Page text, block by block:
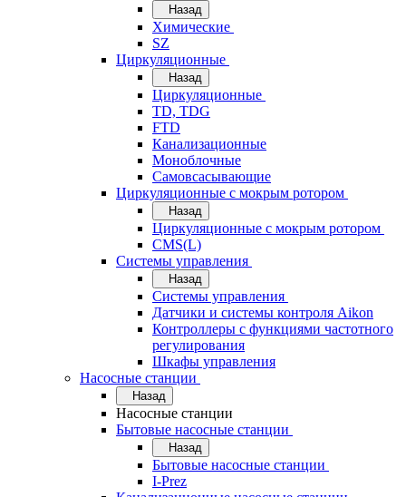
Назад
Химические
SZ
Циркуляционные
Назад
Циркуляционные
TD, TDG
FTD
Канализационные
Моноблочные
Самовсасывающие
Циркуляционные с мокрым ротором
Назад
Циркуляционные с мокрым ротором
CMS(L)
Системы управления
Назад
Системы управления
Датчики и системы контроля Aikon
Контроллеры с функциями частотного
регулирования
Шкафы управления
Насосные станции
Назад
Насосные станции
Бытовые насосные станции
Назад
Бытовые насосные станции
I-Prez